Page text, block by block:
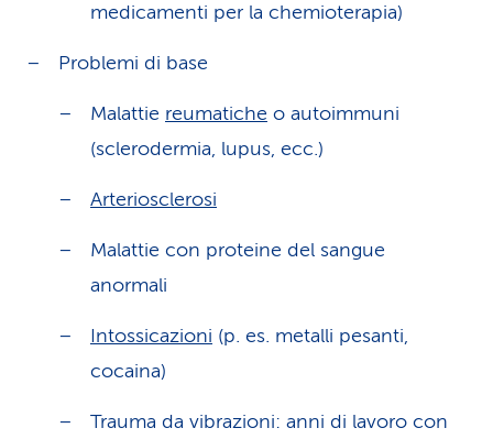
medicamenti per la chemioterapia)
Problemi di base
Malattie reumatiche o autoimmuni
(sclerodermia, lupus, ecc.)
Arteriosclerosi
Malattie con proteine del sangue
anormali
Intossicazioni (p. es. metalli pesanti,
cocaina)
Trauma da vibrazioni: anni di lavoro con